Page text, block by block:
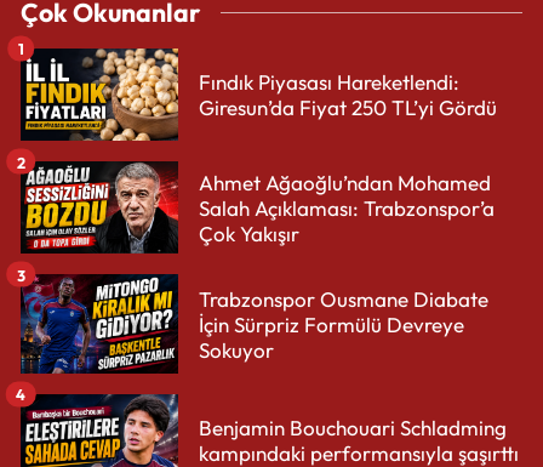
Çok Okunanlar
Fındık Piyasası Hareketlendi:
Giresun’da Fiyat 250 TL’yi Gördü
1
Ahmet Ağaoğlu’ndan Mohamed
Salah Açıklaması: Trabzonspor’a
Çok Yakışır
2
Trabzonspor Ousmane Diabate
İçin Sürpriz Formülü Devreye
Sokuyor
3
Benjamin Bouchouari Schladming
kampındaki performansıyla şaşırttı
4